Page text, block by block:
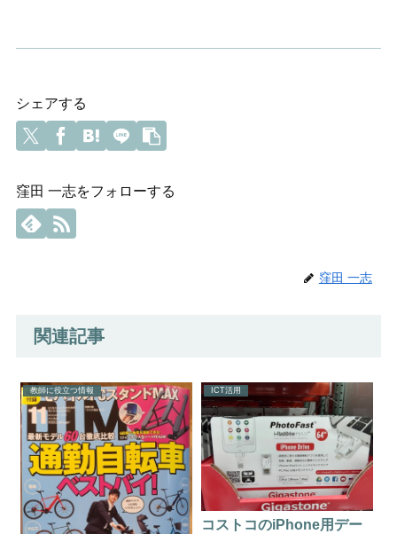
シェアする
窪田 一志をフォローする
窪田 一志
関連記事
教師に役立つ情報 ICT活用
コストコのiPhone用デー